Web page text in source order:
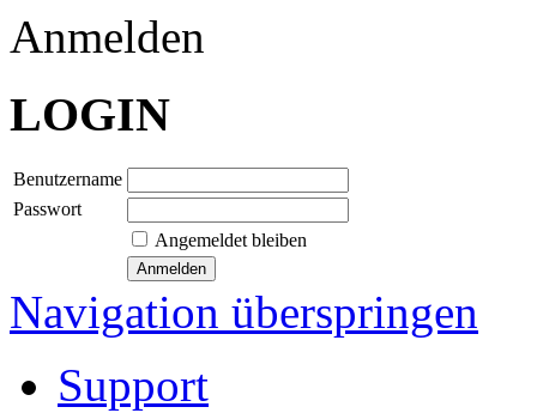
Anmelden
LOGIN
Benutzername
Passwort
Angemeldet bleiben
Navigation überspringen
Support